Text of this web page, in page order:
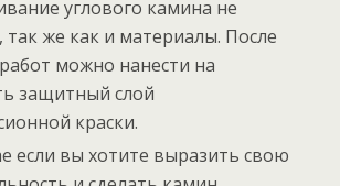
углового камина не
так же как и материалы. После
можно нанести на
защитный слой
краски.
если вы хотите выразить свою